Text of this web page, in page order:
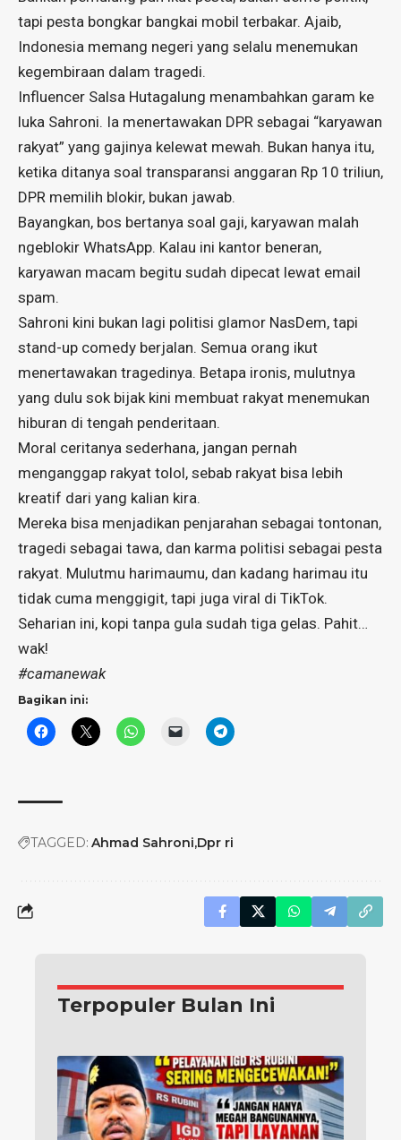
tapi pesta bongkar bangkai mobil terbakar. Ajaib,
Indonesia memang negeri yang selalu menemukan
kegembiraan dalam tragedi.
Influencer Salsa Hutagalung menambahkan garam ke
luka Sahroni. Ia menertawakan DPR sebagai “karyawan
rakyat” yang gajinya kelewat mewah. Bukan hanya itu,
ketika ditanya soal transparansi anggaran Rp 10 triliun,
DPR memilih blokir, bukan jawab.
Bayangkan, bos bertanya soal gaji, karyawan malah
ngeblokir WhatsApp. Kalau ini kantor beneran,
karyawan macam begitu sudah dipecat lewat email
spam.
Sahroni kini bukan lagi politisi glamor NasDem, tapi
stand-up comedy berjalan. Semua orang ikut
menertawakan tragedinya. Betapa ironis, mulutnya
yang dulu sok bijak kini membuat rakyat menemukan
hiburan di tengah penderitaan.
Moral ceritanya sederhana, jangan pernah
menganggap rakyat tolol, sebab rakyat bisa lebih
kreatif dari yang kalian kira.
Mereka bisa menjadikan penjarahan sebagai tontonan,
tragedi sebagai tawa, dan karma politisi sebagai pesta
rakyat. Mulutmu harimaumu, dan kadang harimau itu
tidak cuma menggigit, tapi juga viral di TikTok.
Seharian ini, kopi tanpa gula sudah tiga gelas. Pahit…
wak!
#camanewak
Bagikan ini:
TAGGED: Ahmad Sahroni Dpr ri
Terpopuler Bulan Ini